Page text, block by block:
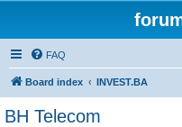
FAQ
Board index INVEST.BA
BH Telecom